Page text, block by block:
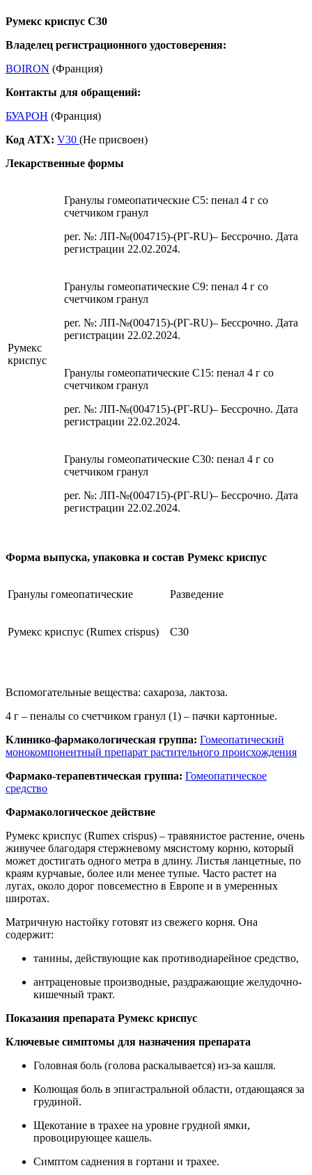
Румекс криспус С30
Владелец регистрационного удостоверения:
BOIRON (Франция)
Контакты для обращений:
БУАРОН (Франция)
Код ATX: V30 (Не присвоен)
Лекарственные формы
Румекс
криспус
Гранулы гомеопатические C5: пенал 4 г со
счетчиком гранул
рег. №: ЛП-№(004715)-(РГ-RU)– Бессрочно. Дата
регистрации 22.02.2024.
Гранулы гомеопатические C9: пенал 4 г со
счетчиком гранул
рег. №: ЛП-№(004715)-(РГ-RU)– Бессрочно. Дата
регистрации 22.02.2024.
Гранулы гомеопатические C15: пенал 4 г со
счетчиком гранул
рег. №: ЛП-№(004715)-(РГ-RU)– Бессрочно. Дата
регистрации 22.02.2024.
Гранулы гомеопатические C30: пенал 4 г со
счетчиком гранул
рег. №: ЛП-№(004715)-(РГ-RU)– Бессрочно. Дата
регистрации 22.02.2024.
Форма выпуска, упаковка и состав Румекс криспус
Гранулы гомеопатические Разведение
Румекс криспус (Rumex crispus) C30
Вспомогательные вещества: сахароза, лактоза.
4 г – пеналы со счетчиком гранул (1) – пачки картонные.
Клинико-фармакологическая группа: Гомеопатический
монокомпонентный препарат растительного происхождения
Фармако-терапевтическая группа: Гомеопатическое
средство
Фармакологическое действие
Румекс криспус (Rumex crispus) – травянистое растение, очень
живучее благодаря стержневому мясистому корню, который
может достигать одного метра в длину. Листья ланцетные, по
краям курчавые, более или менее тупые. Часто растет на
лугах, около дорог повсеместно в Европе и в умеренных
широтах.
Матричную настойку готовят из свежего корня. Она
содержит:
танины, действующие как противодиарейное средство,
антраценовые производные, раздражающие желудочно-
кишечный тракт.
Показания препарата Румекс криспус
Ключевые симптомы для назначения препарата
Головная боль (голова раскалывается) из-за кашля.
Колющая боль в эпигастральной области, отдающаяся за
грудиной.
Щекотание в трахее на уровне грудной ямки,
провоцирующее кашель.
Симптом саднения в гортани и трахее.